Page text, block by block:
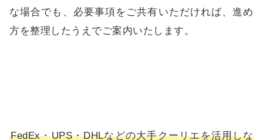
な場合でも、必要事項をご共有いただければ、進め
方を整理したうえでご案内いたします。
FedEx・UPS・DHLなどの大手クーリエを活用しな